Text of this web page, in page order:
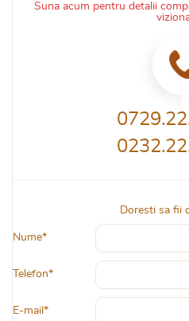
Suna acum pentru detalii
Doresti sa fii
Nume*
Telefon*
E-mail*